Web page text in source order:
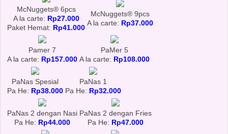
McNuggets® 6pcs
A la carte: Rp27.000
Paket Hemat: Rp41.000
McNuggets® 9pcs
A la carte: Rp37.000
Pamer 7
A la carte: Rp157.000
PaMer 5
A la carte: Rp108.000
PaNas Spesial
Pa He: Rp38.000
PaNas 1
Pa He: Rp32.000
PaNas 2 dengan Nasi
Pa He: Rp44.000
PaNas 2 dengan Fries
Pa He: Rp47.000